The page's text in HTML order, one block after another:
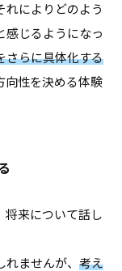
れによりどのよう
感じるようになっ
さらに具体化する
向性を決める体験
将来について話し
ませんが、 考え